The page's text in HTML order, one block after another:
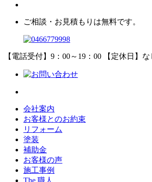
ご相談・お見積もりは無料です。
【電話受付】9：00～19：00 【定休日】な
会社案内
お客様とのお約束
リフォーム
塗装
補助金
お客様の声
施工事例
The 職人